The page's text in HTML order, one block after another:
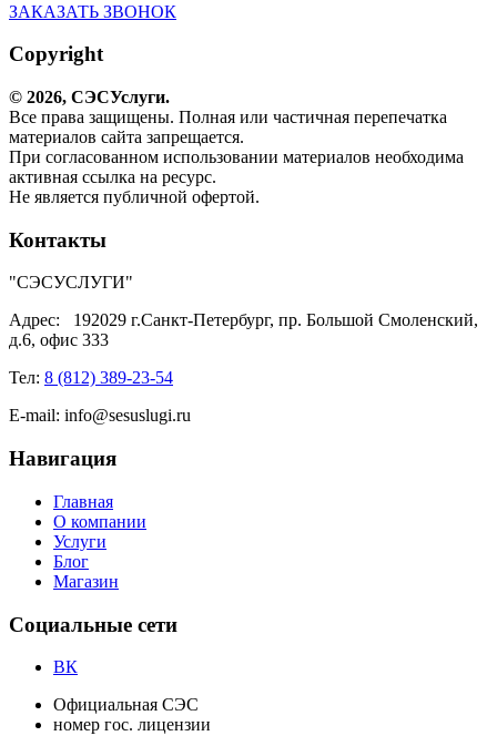
ЗАКАЗАТЬ ЗВОНОК
Copyright
© 2026, СЭСУслуги.
Все права защищены. Полная или частичная перепечатка
материалов сайта запрещается.
При согласованном использовании материалов необходима
активная ссылка на ресурс.
Не является публичной офертой.
Контакты
"СЭСУСЛУГИ"
Адрес:
192029 г.Санкт-Петербург, пр. Большой Смоленский,
д.6, офис 333
Тел: 8 (812) 389-23-54
E-mail: info@sesuslugi.ru
Навигация
Главная
О компании
Услуги
Блог
Магазин
Социальные сети
ВК
Официальная СЭС
номер гос. лицензии